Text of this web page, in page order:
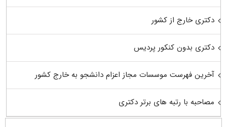
دکتری خارج از کشور
دکتری بدون کنکور پردیس
آخرین فهرست موسسات مجاز اعزام دانشجو به خارج کشور
مصاحبه با رتبه های برتر دکتری